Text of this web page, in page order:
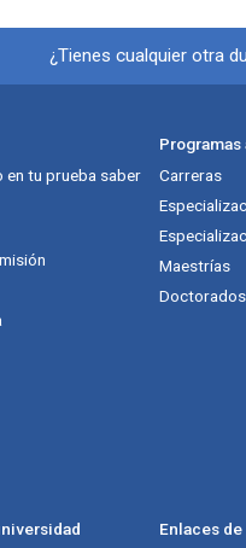
¿Tienes cualquier otra
en tu prueba saber
Carreras
Maestrías
Doctorados
Enlaces